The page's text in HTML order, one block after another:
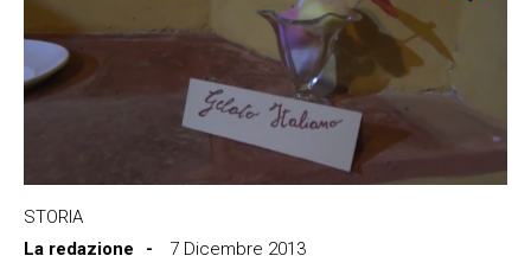
STORIA
La redazione
7 Dicembre 2013